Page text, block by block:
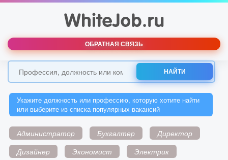
ОБРАТНАЯ СВЯЗЬ
НАЙТИ
Укажите должность или профессию, которую хотите найти
или выберите из списка популярных вакансий
Администратор Бухгалтер
Директор
Дизайнер
Экономист
Электрик